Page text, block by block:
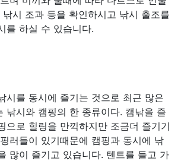
시 조과 등을 확인하시고 낚시 출조를
를 하실 수 있습니다.
시를 동시에 즐기는 것으로 최근 많은
낚시와 캠핑의 한 종류이다. 캠낚을 즐
으로 힐링을 만끽하지만 조금더 즐기기
러들이 있기때문에 캠핑과 동시에 낚
많이 즐기고 있습니다. 텐트를 들고 가